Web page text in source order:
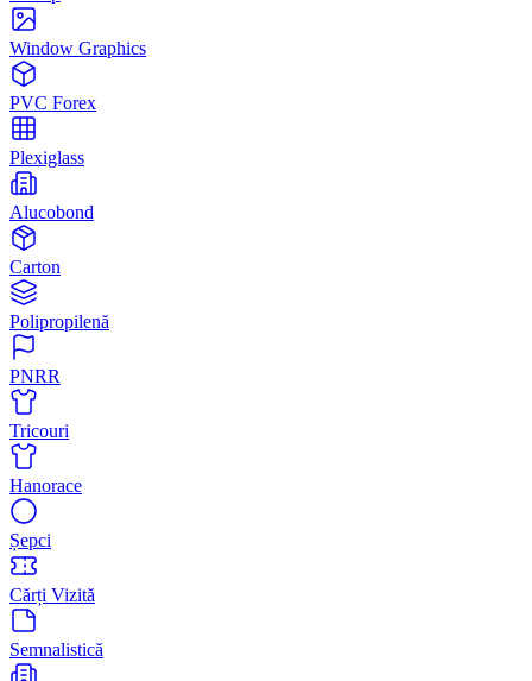
Window Graphics
PVC Forex
Plexiglass
Alucobond
Carton
Polipropilenă
PNRR
Tricouri
Hanorace
Șepci
Cărți Vizită
Semnalistică